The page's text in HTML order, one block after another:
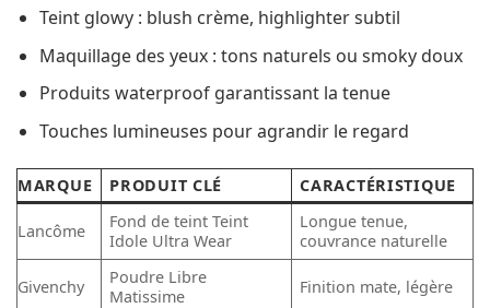
Teint glowy : blush crème, highlighter subtil
Maquillage des yeux : tons naturels ou smoky doux
Produits waterproof garantissant la tenue
Touches lumineuses pour agrandir le regard
MARQUE PRODUIT CLÉ CARACTÉRISTIQUE
Lancôme
Fond de teint Teint
Idole Ultra Wear
Longue tenue,
couvrance naturelle
Givenchy
Poudre Libre
Matissime
Finition mate, légère